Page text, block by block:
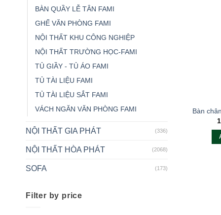
BÀN QUẦY LỄ TÂN FAMI
GHẾ VĂN PHÒNG FAMI
NỘI THẤT KHU CÔNG NGHIỆP
NỘI THẤT TRƯỜNG HỌC-FAMI
TỦ GIẦY - TỦ ÁO FAMI
TỦ TÀI LIỆU FAMI
TỦ TÀI LIỆU SẮT FAMI
VÁCH NGĂN VĂN PHÒNG FAMI
NỘI THẤT GIA PHÁT (336)
NỘI THẤT HÒA PHÁT (2068)
SOFA (173)
Filter by price
Bàn